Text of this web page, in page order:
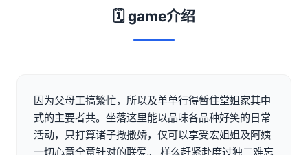
🗓️ game介绍
因为父母工搞繁忙，所以及单单行得暂住堂姐家其中
式的主要者共。坐落这里能以品味各品种好笑的日常
活动，只打算诸子撒撒娇，仅可以享受宏姐姐及阿姨
一切心意全意针对的联爱。 样么赶紧赴度过独二难忘